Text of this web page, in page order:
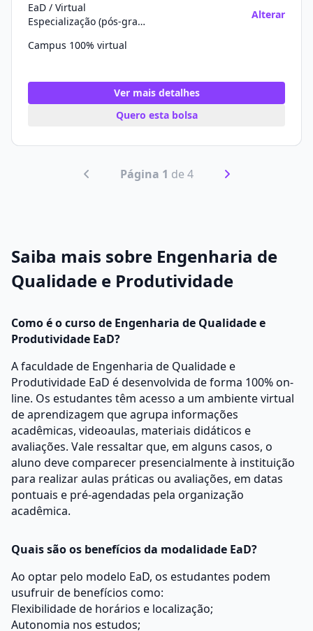
EaD / Virtual
Especialização (pós-graduação)
Alterar
Campus 100% virtual
Ver mais detalhes
Quero esta bolsa
Página 1 de 4
Saiba mais sobre Engenharia de
Qualidade e Produtividade
Como é o curso de Engenharia de Qualidade e
Produtividade EaD?
A faculdade de Engenharia de Qualidade e
Produtividade EaD é desenvolvida de forma 100% on-
line. Os estudantes têm acesso a um ambiente virtual
de aprendizagem que agrupa informações
acadêmicas, videoaulas, materiais didáticos e
avaliações. Vale ressaltar que, em alguns casos, o
aluno deve comparecer presencialmente à instituição
para realizar aulas práticas ou avaliações, em datas
pontuais e pré-agendadas pela organização
acadêmica.
Quais são os benefícios da modalidade EaD?
Ao optar pelo modelo EaD, os estudantes podem
usufruir de benefícios como:
Flexibilidade de horários e localização;
Autonomia nos estudos;